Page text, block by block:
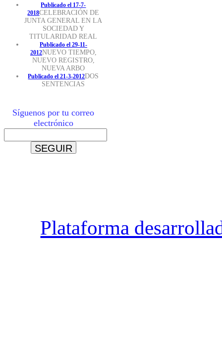
Publicado el 17-7-
2018CELEBRACIÓN DE
JUNTA GENERAL EN LA
SOCIEDAD Y
TITULARIDAD REAL
Publicado el 29-11-
2012NUEVO TIEMPO,
NUEVO REGISTRO,
NUEVA ARBO
Publicado el 21-3-2012DOS
SENTENCIAS
Síguenos por tu correo
electrónico
Plataforma